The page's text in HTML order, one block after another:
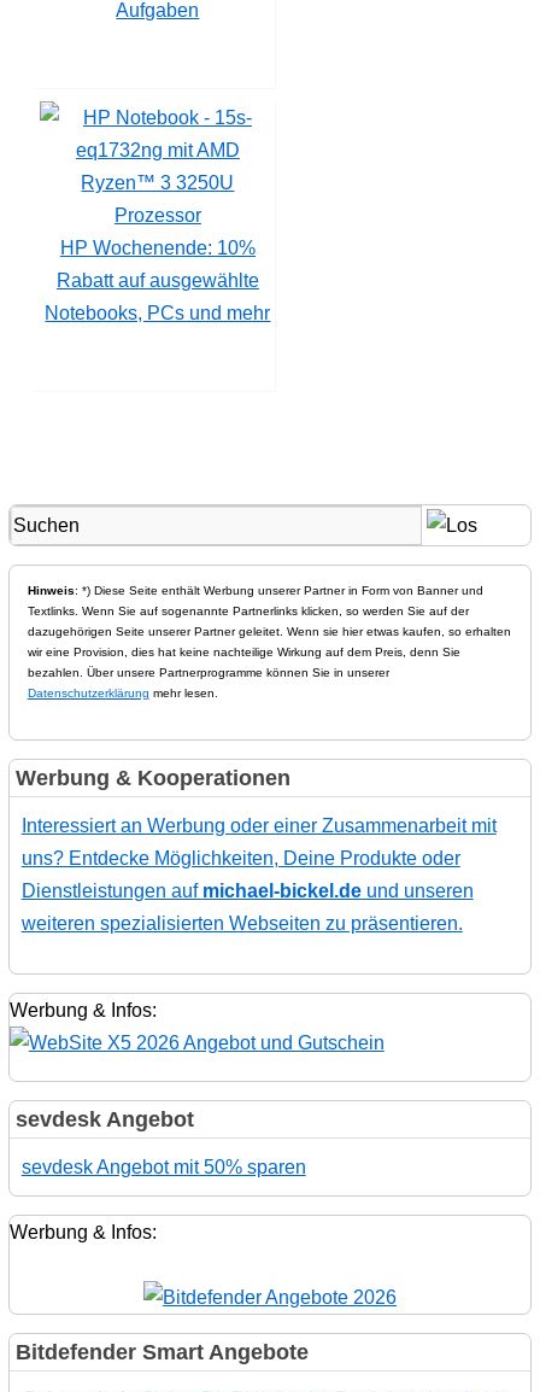
Aufgaben
HP Wochenende: 10%
Rabatt auf ausgewählte
Notebooks, PCs und mehr
Hinweis: *) Diese Seite enthält Werbung unserer Partner in Form von Banner und
Textlinks. Wenn Sie auf sogenannte Partnerlinks klicken, so werden Sie auf der
dazugehörigen Seite unserer Partner geleitet. Wenn sie hier etwas kaufen, so erhalten
wir eine Provision, dies hat keine nachteilige Wirkung auf dem Preis, denn Sie
bezahlen. Über unsere Partnerprogramme können Sie in unserer
Datenschutzerklärung mehr lesen.
Werbung & Kooperationen
Interessiert an Werbung oder einer Zusammenarbeit mit
uns? Entdecke Möglichkeiten, Deine Produkte oder
Dienstleistungen auf michael-bickel.deund unseren
weiteren spezialisierten Webseiten zu präsentieren.
Werbung & Infos:
sevdesk Angebot
sevdesk Angebot mit 50% sparen
Werbung & Infos:
Bitdefender Smart Angebote